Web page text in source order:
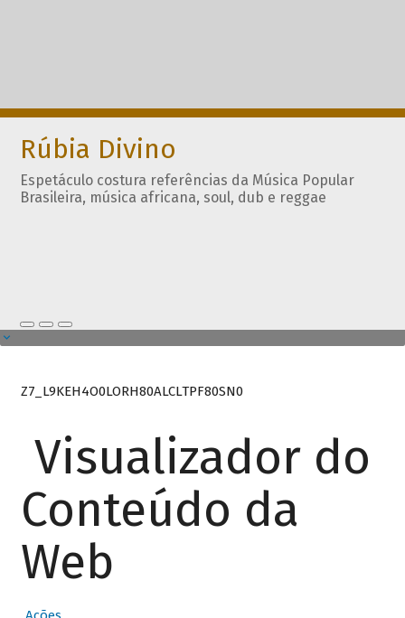
Rúbia Divino
Espetáculo costura referências da Música Popular
Brasileira, música africana, soul, dub e reggae
Z7_L9KEH4O0LORH80ALCLTPF80SN0
Visualizador do
Conteúdo da
Web